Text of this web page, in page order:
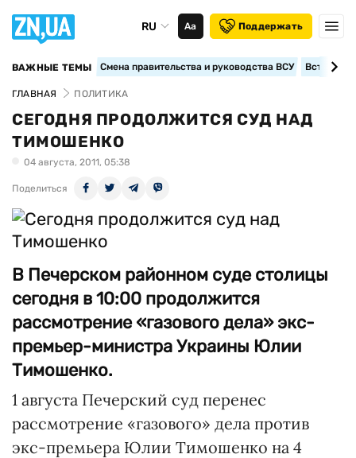
RU Аа Поддержать
ВАЖНЫЕ ТЕМЫ Смена правительства и руководства ВСУ
ГЛАВНАЯ ПОЛИТИКА
СЕГОДНЯ ПРОДОЛЖИТСЯ СУД НАД
ТИМОШЕНКО
04 августа, 2011, 05:38
Поделиться
В Печерском районном суде столицы
сегодня в 10:00 продолжится
рассмотрение «газового дела» экс-
премьер-министра Украины Юлии
Тимошенко.
1 августа Печерский суд перенес
рассмотрение «газового» дела против
экс-премьера Юлии Тимошенко на 4